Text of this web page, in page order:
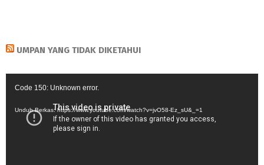
UMPAN YANG TIDAK DIKETAHUI
Code 150: Unknown error.
Unduh Berkas: https://www.youtube.com/watch?v=jvO58-Ez_sU&_=1